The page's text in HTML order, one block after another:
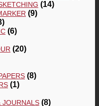
(14)
(9)
(6)
(20)
(8)
(1)
JOURNALS (8)